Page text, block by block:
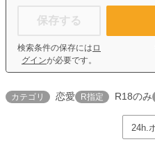
保存する
検索条件の保存には ロ
グインが必要です。
カテゴリ 恋愛 R指定 R18のみ